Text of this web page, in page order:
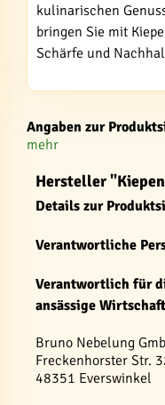
kulinarischen
bringen Sie mit
Schärfe und
Angaben zur
mehr
Hersteller
Details zur
Verantwortliche
Verantwortlich für
ansässige
Bruno Nebelung
Freckenhorster Str.
48351 Everswinkel